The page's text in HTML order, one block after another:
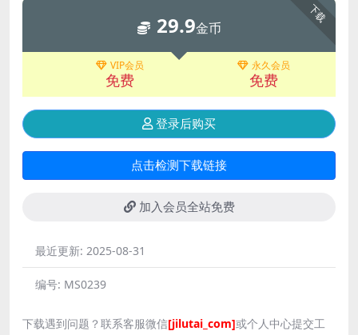
下载
29.9金币
VIP会员
免费
永久会员
免费
登录后购买
点击检测下载链接
加入会员全站免费
最近更新: 2025-08-31
编号: MS0239
下载遇到问题？联系客服微信[jilutai_com]或个人中心提交工